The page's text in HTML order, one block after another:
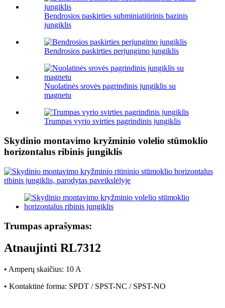
Bendrosios paskirties subminiatiūrinis bazinis
jungiklis
Bendrosios paskirties perjungimo jungiklis
Nuolatinės srovės pagrindinis jungiklis su
magnetu
Trumpas vyrio svirties pagrindinis jungiklis
Skydinio montavimo kryžminio volelio stūmoklio
horizontalus ribinis jungiklis
Trumpas aprašymas:
Atnaujinti RL7312
• Amperų skaičius: 10 A
• Kontaktinė forma: SPDT / SPST-NC / SPST-NO